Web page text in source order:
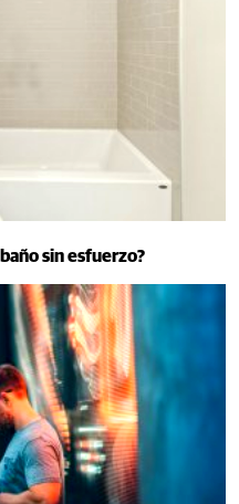
sin esfuerzo?